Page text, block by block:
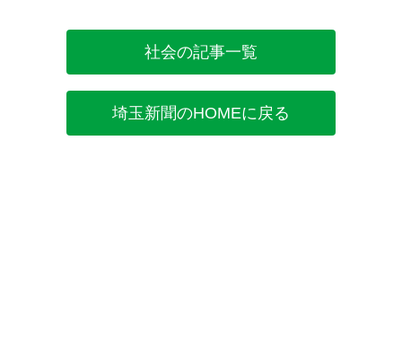
社会の記事一覧
埼玉新聞のHOMEに戻る